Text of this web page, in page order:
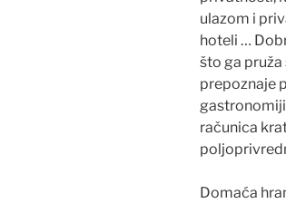
ulazom i
hoteli …
što ga
prepoznaje
računica
Domaća